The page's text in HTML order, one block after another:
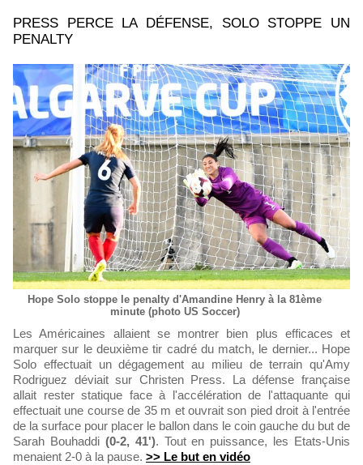
PRESS PERCE LA DÉFENSE, SOLO STOPPE UN
PENALTY
Hope Solo stoppe le penalty d'Amandine Henry à la 81ème
minute (photo US Soccer)
Les Américaines allaient se montrer bien plus efficaces et
marquer sur le deuxième tir cadré du match, le dernier... Hope
Solo effectuait un dégagement au milieu de terrain qu'Amy
Rodriguez déviait sur Christen Press. La défense française
allait rester statique face à l'accélération de l'attaquante qui
effectuait une course de 35 m et ouvrait son pied droit à l'entrée
de la surface pour placer le ballon dans le coin gauche du but de
Sarah Bouhaddi (0-2, 41'). Tout en puissance, les Etats-Unis
menaient 2-0 à la pause. >> Le but en vidéo